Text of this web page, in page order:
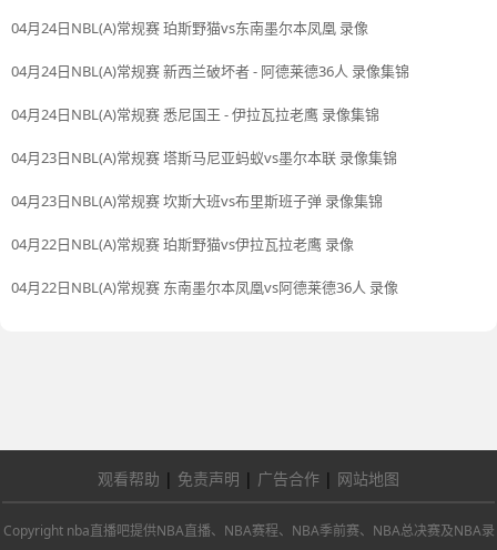
04月24日NBL(A)常规赛 珀斯野猫vs东南墨尔本凤凰 录像
04月24日NBL(A)常规赛 新西兰破坏者 - 阿德莱德36人 录像集锦
04月24日NBL(A)常规赛 悉尼国王 - 伊拉瓦拉老鹰 录像集锦
04月23日NBL(A)常规赛 塔斯马尼亚蚂蚁vs墨尔本联 录像集锦
04月23日NBL(A)常规赛 坎斯大班vs布里斯班子弹 录像集锦
04月22日NBL(A)常规赛 珀斯野猫vs伊拉瓦拉老鹰 录像
04月22日NBL(A)常规赛 东南墨尔本凤凰vs阿德莱德36人 录像
观看帮助 | 免责声明 | 广告合作 | 网站地图
Copyright nba直播吧提供NBA直播、NBA赛程、NBA季前赛、NBA总决赛及NBA录